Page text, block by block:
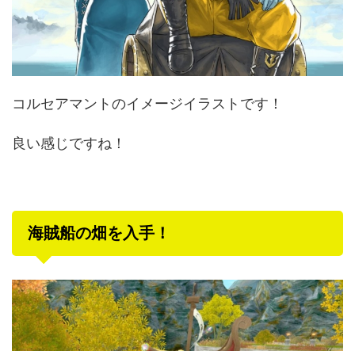
コルセアマントのイメージイラストです！
良い感じですね！
海賊船の畑を入手！